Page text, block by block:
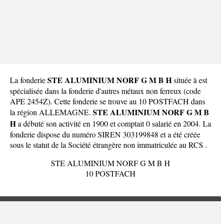
La fonderieSTE ALUMINIUM NORF G M B Hsituée à est
spécialisée dans la fonderie d'autres métaux non ferreux (code
APE 2454Z). Cette fonderie se trouve au 10 POSTFACH dans
la région ALLEMAGNE. STE ALUMINIUM NORF G M B
Ha débuté son activité en 1900 et comptait 0 salarié en 2004. La
fonderie dispose du numéro SIREN 303199848 et a été créée
sous le statut de la Société étrangère non immatriculée au RCS .
STE ALUMINIUM NORF G M B H
10 POSTFACH